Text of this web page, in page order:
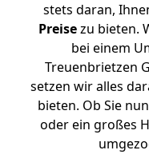
stets daran,
Preisezu bieten.
bei einem
Treuenbrietzen
setzen wir alles
bieten. Ob Sie
oder ein großes